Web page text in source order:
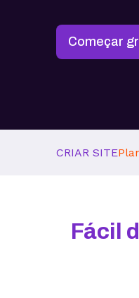
Começar
CRIAR SITE
Fácil